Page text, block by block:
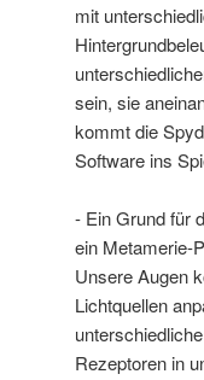
mit
sein, sie
kommt die
Software ins
- Ein Grund für
ein Metamerie-
Unsere Augen
Lichtquellen
Rezeptoren in